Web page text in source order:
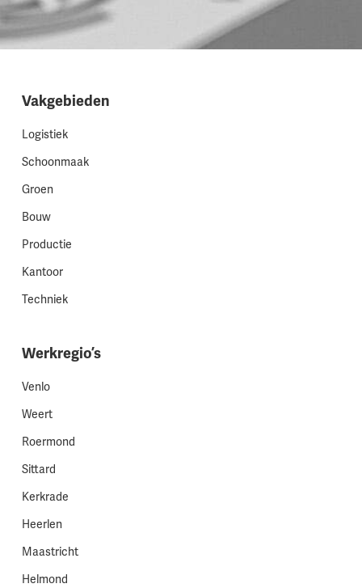
Vakgebieden
Logistiek
Schoonmaak
Groen
Bouw
Productie
Kantoor
Techniek
Werkregio’s
Venlo
Weert
Roermond
Sittard
Kerkrade
Heerlen
Maastricht
Helmond